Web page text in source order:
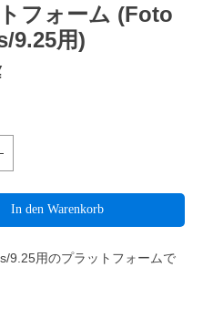
フォーム (Foto
9.25用)
Preis
In den Warenkorb
9.25用のプラットフォームで